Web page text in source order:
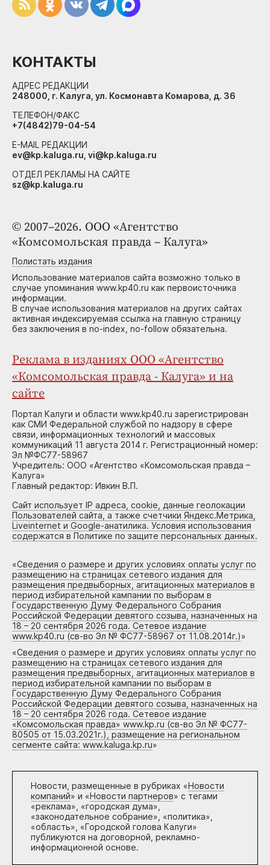
© 2007–2026. ООО «Агентство
«Комсомольская правда – Калуга»
Полистать издания
Использование материалов сайта возможно только в
случае упоминания www.kp40.ru как первоисточника
информации.
В случае использования материалов на других сайтах
активная индексируемая ссылка на главную страницу
без заключения в no-index, no-follow обязательна.
Реклама в изданиях ООО «Агентство
«Комсомольская правда - Калуга» и на
сайте
Портал Калуги и области www.kp40.ru зарегистрирован
как СМИ Федеральной службой по надзору в сфере
связи, информационных технологий и массовых
коммуникаций 11 августа 2014 г. Регистрационный номер:
Эл №ФС77-58967
Учредитель: ООО «Агентство «Комсомольская правда –
Калуга»
Главный редактор: Ивкин В.П.
Сайт использует IP адреса, cookie, данные геолокации
Пользователей сайта, а также счетчики Яндекс.Метрика,
Liveinternet и Google-анатилика. Условия использования
содержатся в Политике по защите персональных данных.
«Сведения о размере и других условиях оплаты услуг по
размещению на страницах сетевого издания для
размещения предвыборных, агитационных материалов в
период избирательной кампании по выборам в
Государственную Думу Федерального Собрания
Российской Федерации девятого созыва, назначенных на
18 – 20 сентября 2026 года. Сетевое издание
www.kp40.ru (св-во Эл № ФС77-58967 от 11.08.2014г.)»
«Сведения о размере и других условиях оплаты услуг по
размещению на страницах сетевого издания для
размещения предвыборных, агитационных материалов в
период избирательной кампании по выборам в
Государственную Думу Федерального Собрания
Российской Федерации девятого созыва, назначенных на
18 – 20 сентября 2026 года. Сетевое издание
«Комсомольская правда» www.kp.ru (св-во Эл № ФС77-
80505 от 15.03.2021г.), размещение на региональном
сегменте сайта: www.kaluga.kp.ru»
Новости, размещенные в рубриках «Новости
компаний» и «Новости партнеров» с тегами
«реклама», «городская дума»,
«законодательное собрание», «политика»,
«область», «Городской голова Калуги»
публикуются на договорной, рекламно-
информационной основе.
КОНТАКТЫ
АДРЕС РЕДАКЦИИ
248000, г. Калуга, ул. Космонавта Комарова, д. 36
ТЕЛЕФОН/ФАКС
+7(4842)79-04-54
E-MAIL РЕДАКЦИИ
ev@kp.kaluga.ru, vi@kp.kaluga.ru
ОТДЕЛ РЕКЛАМЫ НА САЙТЕ
sz@kp.kaluga.ru